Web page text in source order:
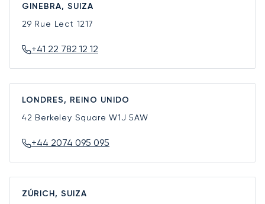
GINEBRA, SUIZA
29 Rue Lect 1217
+41 22 782 12 12
LONDRES, REINO UNIDO
42 Berkeley SquareW1J 5AW
+44 2074 095 095
ZÚRICH, SUIZA